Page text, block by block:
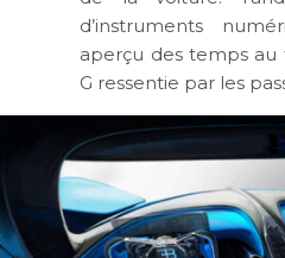
d’instruments
aperçu des temps
G ressentie par les